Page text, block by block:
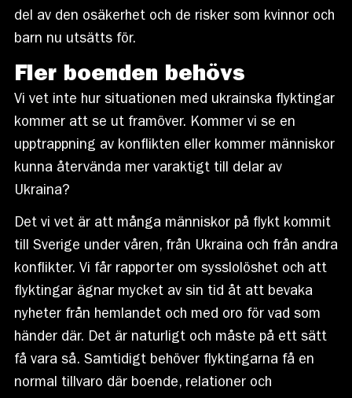
del av den osäkerhet och de risker som kvinnor och
barn nu utsätts för.
Fler boenden behövs
Vi vet inte hur situationen med ukrainska flyktingar
kommer att se ut framöver. Kommer vi se en
upptrappning av konflikten eller kommer människor
kunna återvända mer varaktigt till delar av
Ukraina?
Det vi vet är att många människor på flykt kommit
till Sverige under våren, från Ukraina och från andra
konflikter. Vi får rapporter om sysslolöshet och att
flyktingar ägnar mycket av sin tid åt att bevaka
nyheter från hemlandet och med oro för vad som
händer där. Det är naturligt och måste på ett sätt
få vara så. Samtidigt behöver flyktingarna få en
normal tillvaro där boende, relationer och